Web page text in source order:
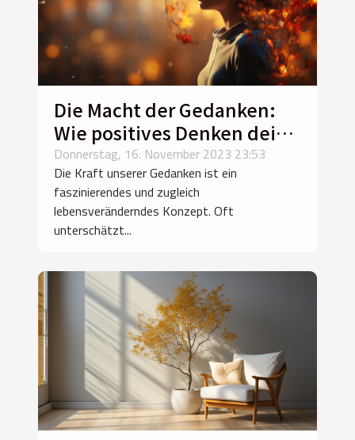
Die Macht der Gedanken:
Wie positives Denken dein
Leben verändert
Donnerstag, 16. November 2023 23:53
Die Kraft unserer Gedanken ist ein
faszinierendes und zugleich
lebensveränderndes Konzept. Oft
unterschätzt...